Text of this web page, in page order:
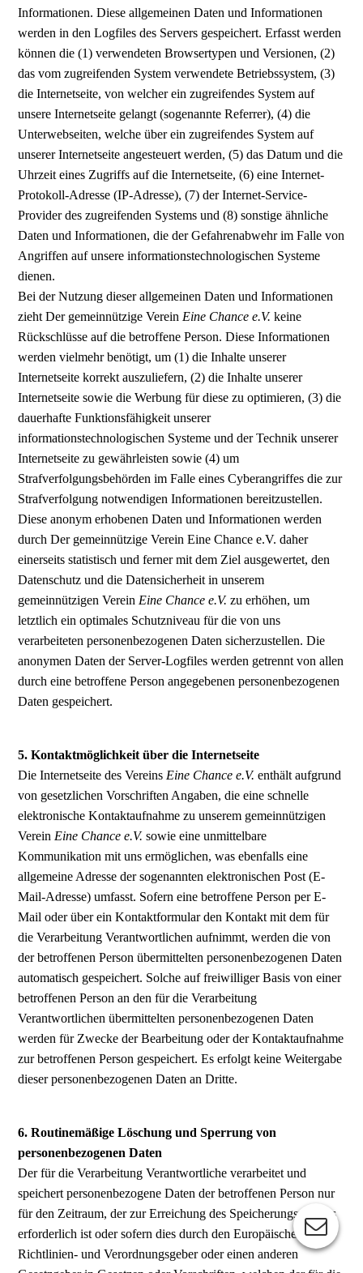
Informationen. Diese allgemeinen Daten und Informationen
werden in den Logfiles des Servers gespeichert. Erfasst werden
können die (1) verwendeten Browsertypen und Versionen, (2)
das vom zugreifenden System verwendete Betriebssystem, (3)
die Internetseite, von welcher ein zugreifendes System auf
unsere Internetseite gelangt (sogenannte Referrer), (4) die
Unterwebseiten, welche über ein zugreifendes System auf
unserer Internetseite angesteuert werden, (5) das Datum und die
Uhrzeit eines Zugriffs auf die Internetseite, (6) eine Internet-
Protokoll-Adresse (IP-Adresse), (7) der Internet-Service-
Provider des zugreifenden Systems und (8) sonstige ähnliche
Daten und Informationen, die der Gefahrenabwehr im Falle von
Angriffen auf unsere informationstechnologischen Systeme
dienen.
Bei der Nutzung dieser allgemeinen Daten und Informationen
zieht Der gemeinnützige Verein Eine Chance e.V. keine
Rückschlüsse auf die betroffene Person. Diese Informationen
werden vielmehr benötigt, um (1) die Inhalte unserer
Internetseite korrekt auszuliefern, (2) die Inhalte unserer
Internetseite sowie die Werbung für diese zu optimieren, (3) die
dauerhafte Funktionsfähigkeit unserer
informationstechnologischen Systeme und der Technik unserer
Internetseite zu gewährleisten sowie (4) um
Strafverfolgungsbehörden im Falle eines Cyberangriffes die zur
Strafverfolgung notwendigen Informationen bereitzustellen.
Diese anonym erhobenen Daten und Informationen werden
durch Der gemeinnützige Verein Eine Chance e.V. daher
einerseits statistisch und ferner mit dem Ziel ausgewertet, den
Datenschutz und die Datensicherheit in unserem
gemeinnützigen Verein Eine Chance e.V. zu erhöhen, um
letztlich ein optimales Schutzniveau für die von uns
verarbeiteten personenbezogenen Daten sicherzustellen. Die
anonymen Daten der Server-Logfiles werden getrennt von allen
durch eine betroffene Person angegebenen personenbezogenen
Daten gespeichert.
5. Kontaktmöglichkeit über die Internetseite
Die Internetseite des Vereins Eine Chance e.V.enthält aufgrund
von gesetzlichen Vorschriften Angaben, die eine schnelle
elektronische Kontaktaufnahme zu unserem gemeinnützigen
Verein Eine Chance e.V.sowie eine unmittelbare
Kommunikation mit uns ermöglichen, was ebenfalls eine
allgemeine Adresse der sogenannten elektronischen Post (E-
Mail-Adresse) umfasst. Sofern eine betroffene Person per E-
Mail oder über ein Kontaktformular den Kontakt mit dem für
die Verarbeitung Verantwortlichen aufnimmt, werden die von
der betroffenen Person übermittelten personenbezogenen Daten
automatisch gespeichert. Solche auf freiwilliger Basis von einer
betroffenen Person an den für die Verarbeitung
Verantwortlichen übermittelten personenbezogenen Daten
werden für Zwecke der Bearbeitung oder der Kontaktaufnahme
zur betroffenen Person gespeichert. Es erfolgt keine Weitergabe
dieser personenbezogenen Daten an Dritte.
6. Routinemäßige Löschung und Sperrung von
personenbezogenen Daten
Der für die Verarbeitung Verantwortliche verarbeitet und
speichert personenbezogene Daten der betroffenen Person nur
für den Zeitraum, der zur Erreichung des Speicherungszwecks
erforderlich ist oder sofern dies durch den Europäischen
Richtlinien- und Verordnungsgeber oder einen anderen